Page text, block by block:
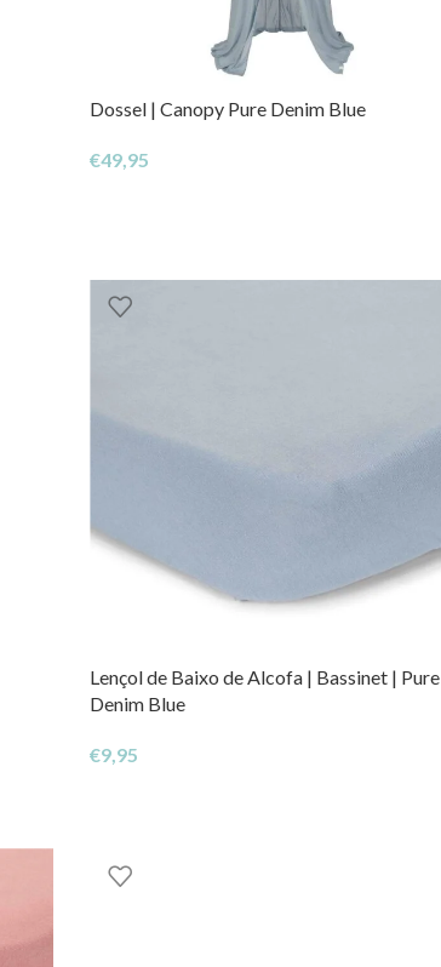
Dossel | Canopy Pure Denim Blue
€49,95
Lençol de Baixo de Alcofa | Bassinet | Pure
Denim Blue
€9,95